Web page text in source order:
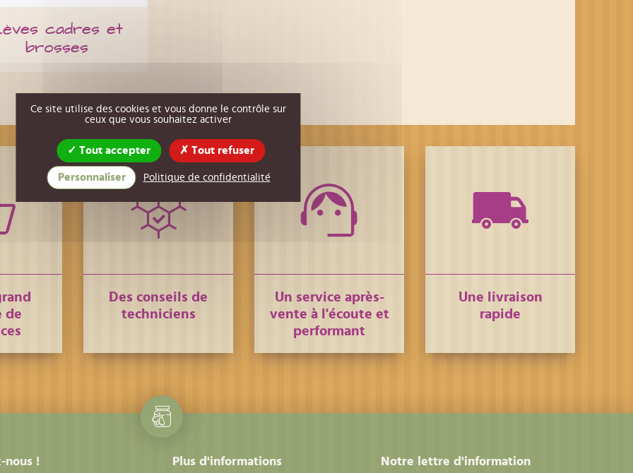
cadres et
brosses
de
Des conseils de
techniciens
Un service après-
vente à l'écoute et
performant
Une livraison
rapide
nous ! Plus d'informations Notre lettre d'information
Ce site utilise des cookies et vous donne le contrôle sur
ceux que vous souhaitez activer
Tout accepter Tout refuser
Personnaliser Politique de confidentialité